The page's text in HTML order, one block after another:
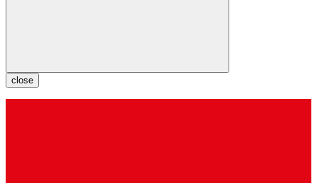
close